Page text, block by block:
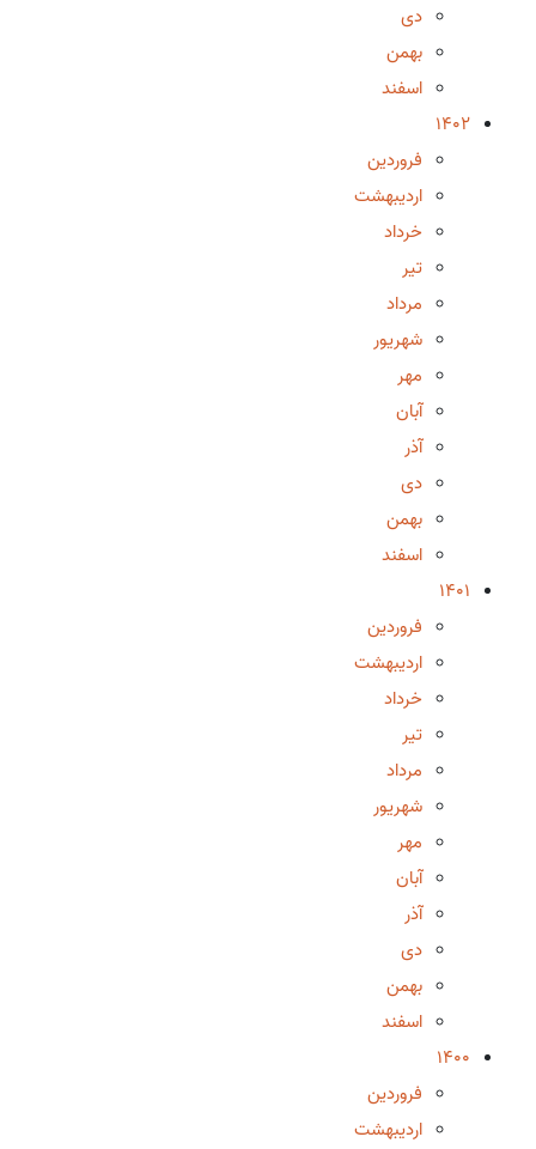
دی
بهمن
اسفند
1402
فروردین
اردیبهشت
خرداد
تیر
مرداد
شهریور
مهر
آبان
آذر
دی
بهمن
اسفند
1401
فروردین
اردیبهشت
خرداد
تیر
مرداد
شهریور
مهر
آبان
آذر
دی
بهمن
اسفند
1400
فروردین
اردیبهشت